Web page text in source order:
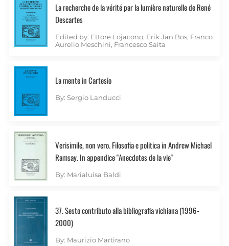
La recherche de la vérité par la lumière naturelle de René
Descartes
Edited by: Ettore Lojacono, Erik Jan Bos, Franco
Aurelio Meschini, Francesco Saita
La mente in Cartesio
By: Sergio Landucci
Verisimile, non vero. Filosofia e politica in Andrew Michael
Ramsay. In appendice "Anecdotes de la vie"
By: Marialuisa Baldi
37. Sesto contributo alla bibliografia vichiana (1996-
2000)
By: Maurizio Martirano